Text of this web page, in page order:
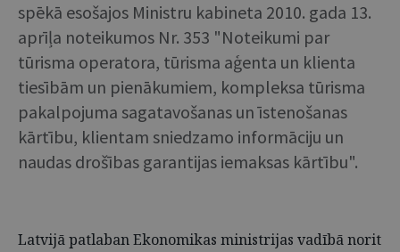
spēkā esošajos Ministru kabineta 2010. gada 13.
aprīļa noteikumos Nr. 353 "Noteikumi par
tūrisma operatora, tūrisma aģenta un klienta
tiesībām un pienākumiem, kompleksa tūrisma
pakalpojuma sagatavošanas un īstenošanas
kārtību, klientam sniedzamo informāciju un
naudas drošības garantijas iemaksas kārtību".
Latvijā patlaban Ekonomikas ministrijas vadībā norit